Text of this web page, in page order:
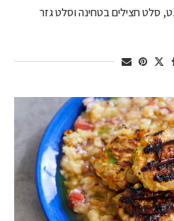
חצילים בטחינה וסלט גזר